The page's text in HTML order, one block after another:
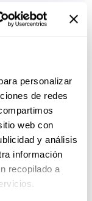
personalizar
de redes
web con
y análisis
información
recopilado a